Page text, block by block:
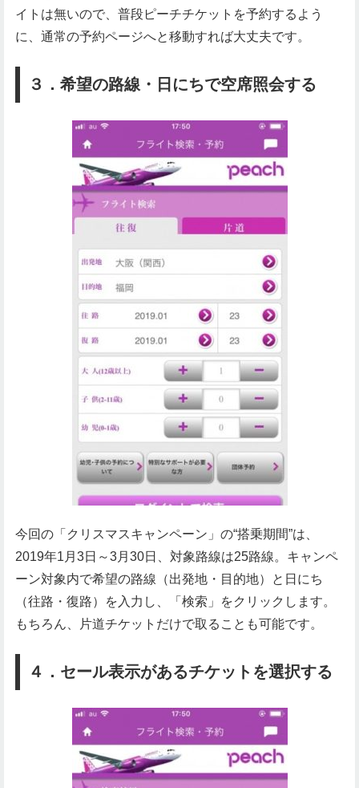
イトは無いので、普段ピーチチケットを予約するよう
に、通常の予約ページへと移動すれば大丈夫です。
３．希望の路線・日にちで空席照会する
今回の「クリスマスキャンペーン」の“搭乗期間”は、
2019年1月3日～3月30日、対象路線は25路線。キャンペ
ーン対象内で希望の路線（出発地・目的地）と日にち
（往路・復路）を入力し、「検索」をクリックします。
もちろん、片道チケットだけで取ることも可能です。
４．セール表示があるチケットを選択する